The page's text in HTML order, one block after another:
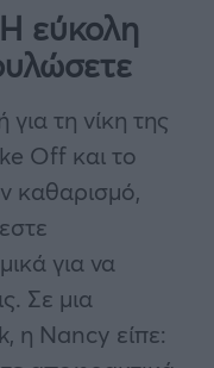
εύκολη
τη νίκη της
Off και το
καθαρισμό,
για να
Σε μια
η Nancy είπε: